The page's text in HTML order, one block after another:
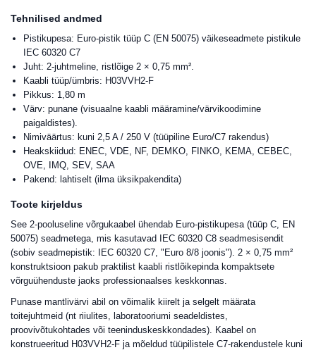
Tehnilised andmed
Pistikupesa: Euro-pistik tüüp C (EN 50075) väikeseadmete pistikule
IEC 60320 C7
Juht: 2-juhtmeline, ristlõige 2 × 0,75 mm².
Kaabli tüüp/ümbris: H03VVH2-F
Pikkus: 1,80 m
Värv: punane (visuaalne kaabli määramine/värvikoodimine
paigaldistes).
Nimiväärtus: kuni 2,5 A / 250 V (tüüpiline Euro/C7 rakendus)
Heakskiidud: ENEC, VDE, NF, DEMKO, FINKO, KEMA, CEBEC,
OVE, IMQ, SEV, SAA
Pakend: lahtiselt (ilma üksikpakendita)
Toote kirjeldus
See 2-pooluseline võrgukaabel ühendab Euro-pistikupesa (tüüp C, EN
50075) seadmetega, mis kasutavad IEC 60320 C8 seadmesisendit
(sobiv seadmepistik: IEC 60320 C7, "Euro 8/8 joonis"). 2 × 0,75 mm²
konstruktsioon pakub praktilist kaabli ristlõikepinda kompaktsete
võrguühenduste jaoks professionaalses keskkonnas.
Punase mantlivärvi abil on võimalik kiirelt ja selgelt määrata
toitejuhtmeid (nt riiulites, laboratooriumi seadeldistes,
proovivõtukohtades või teeninduskeskkondades). Kaabel on
konstrueeritud H03VVH2-F ja mõeldud tüüpilistele C7-rakendustele kuni